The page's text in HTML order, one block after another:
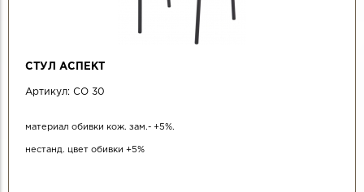
СТУЛ АСПЕКТ
Артикул: СО 30
материал обивки кож. зам.- +5%.
нестанд. цвет обивки +5%